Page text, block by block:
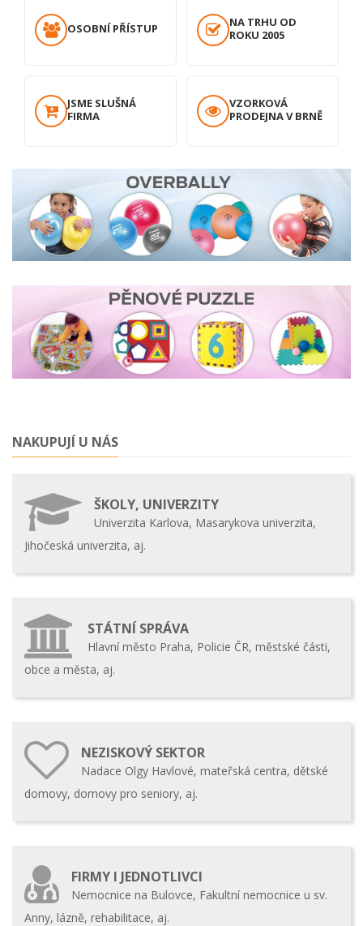
OSOBNÍ PŘÍSTUP
NA TRHU OD
ROKU 2005
JSME SLUŠNÁ
FIRMA
VZORKOVÁ
PRODEJNA V BRNĚ
NAKUPUJÍ U NÁS
ŠKOLY, UNIVERZITY
Univerzita Karlova, Masarykova univerzita,
Jihočeská univerzita, aj.
STÁTNÍ SPRÁVA
Hlavní město Praha, Policie ČR, městské části,
obce a města, aj.
NEZISKOVÝ SEKTOR
Nadace Olgy Havlové, mateřská centra, dětské
domovy, domovy pro seniory, aj.
FIRMY I JEDNOTLIVCI
Nemocnice na Bulovce, Fakultní nemocnice u sv.
Anny, lázně, rehabilitace, aj.